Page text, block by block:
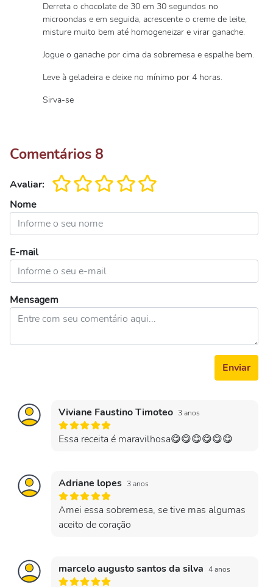
Derreta o chocolate de 30 em 30 segundos no
microondas e em seguida, acrescente o creme de leite,
misture muito bem até homogeneizar e virar ganache.
Jogue o ganache por cima da sobremesa e espalhe bem.
Leve à geladeira e deixe no mínimo por 4 horas.
Sirva-se
Comentários 8
Avaliar:
Nome
E-mail
Mensagem
Enviar
Viviane Faustino Timoteo 3 anos
Essa receita é maravilhosa😋😋😋😋😋😋
Adriane lopes 3 anos
Amei essa sobremesa, se tive mas algumas
aceito de coração
marcelo augusto santos da silva 4 anos